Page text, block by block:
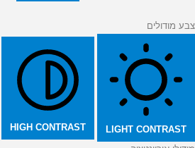
צבע מודולים
LIGHT CONTRAST
HIGH CONTRAST